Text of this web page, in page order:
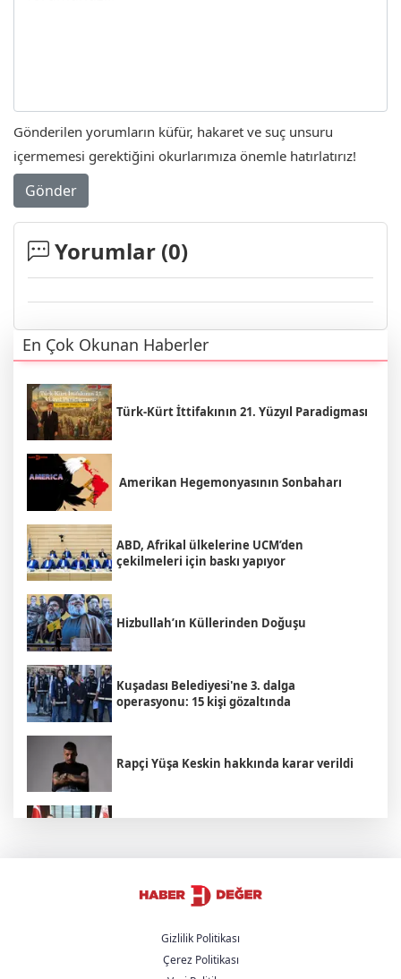
Gönderilen yorumların küfür, hakaret ve suç unsuru
içermemesi gerektiğini okurlarımıza önemle hatırlatırız!
Gönder
Yorumlar (0)
En Çok Okunan Haberler
Türk-Kürt İttifakının 21. Yüzyıl Paradigması
Amerikan Hegemonyasının Sonbaharı
ABD, Afrikal ülkelerine UCM’den
çekilmeleri için baskı yapıyor
Hizbullah’ın Küllerinden Doğuşu
Kuşadası Belediyesi'ne 3. dalga
operasyonu: 15 kişi gözaltında
Rapçi Yüşa Keskin hakkında karar verildi
YENİ Parti, partiye katılan başkan sayısını
Trump'tan İran açıklaması: "Savaş çok
Gizlilik Politikası
Çerez Politikası